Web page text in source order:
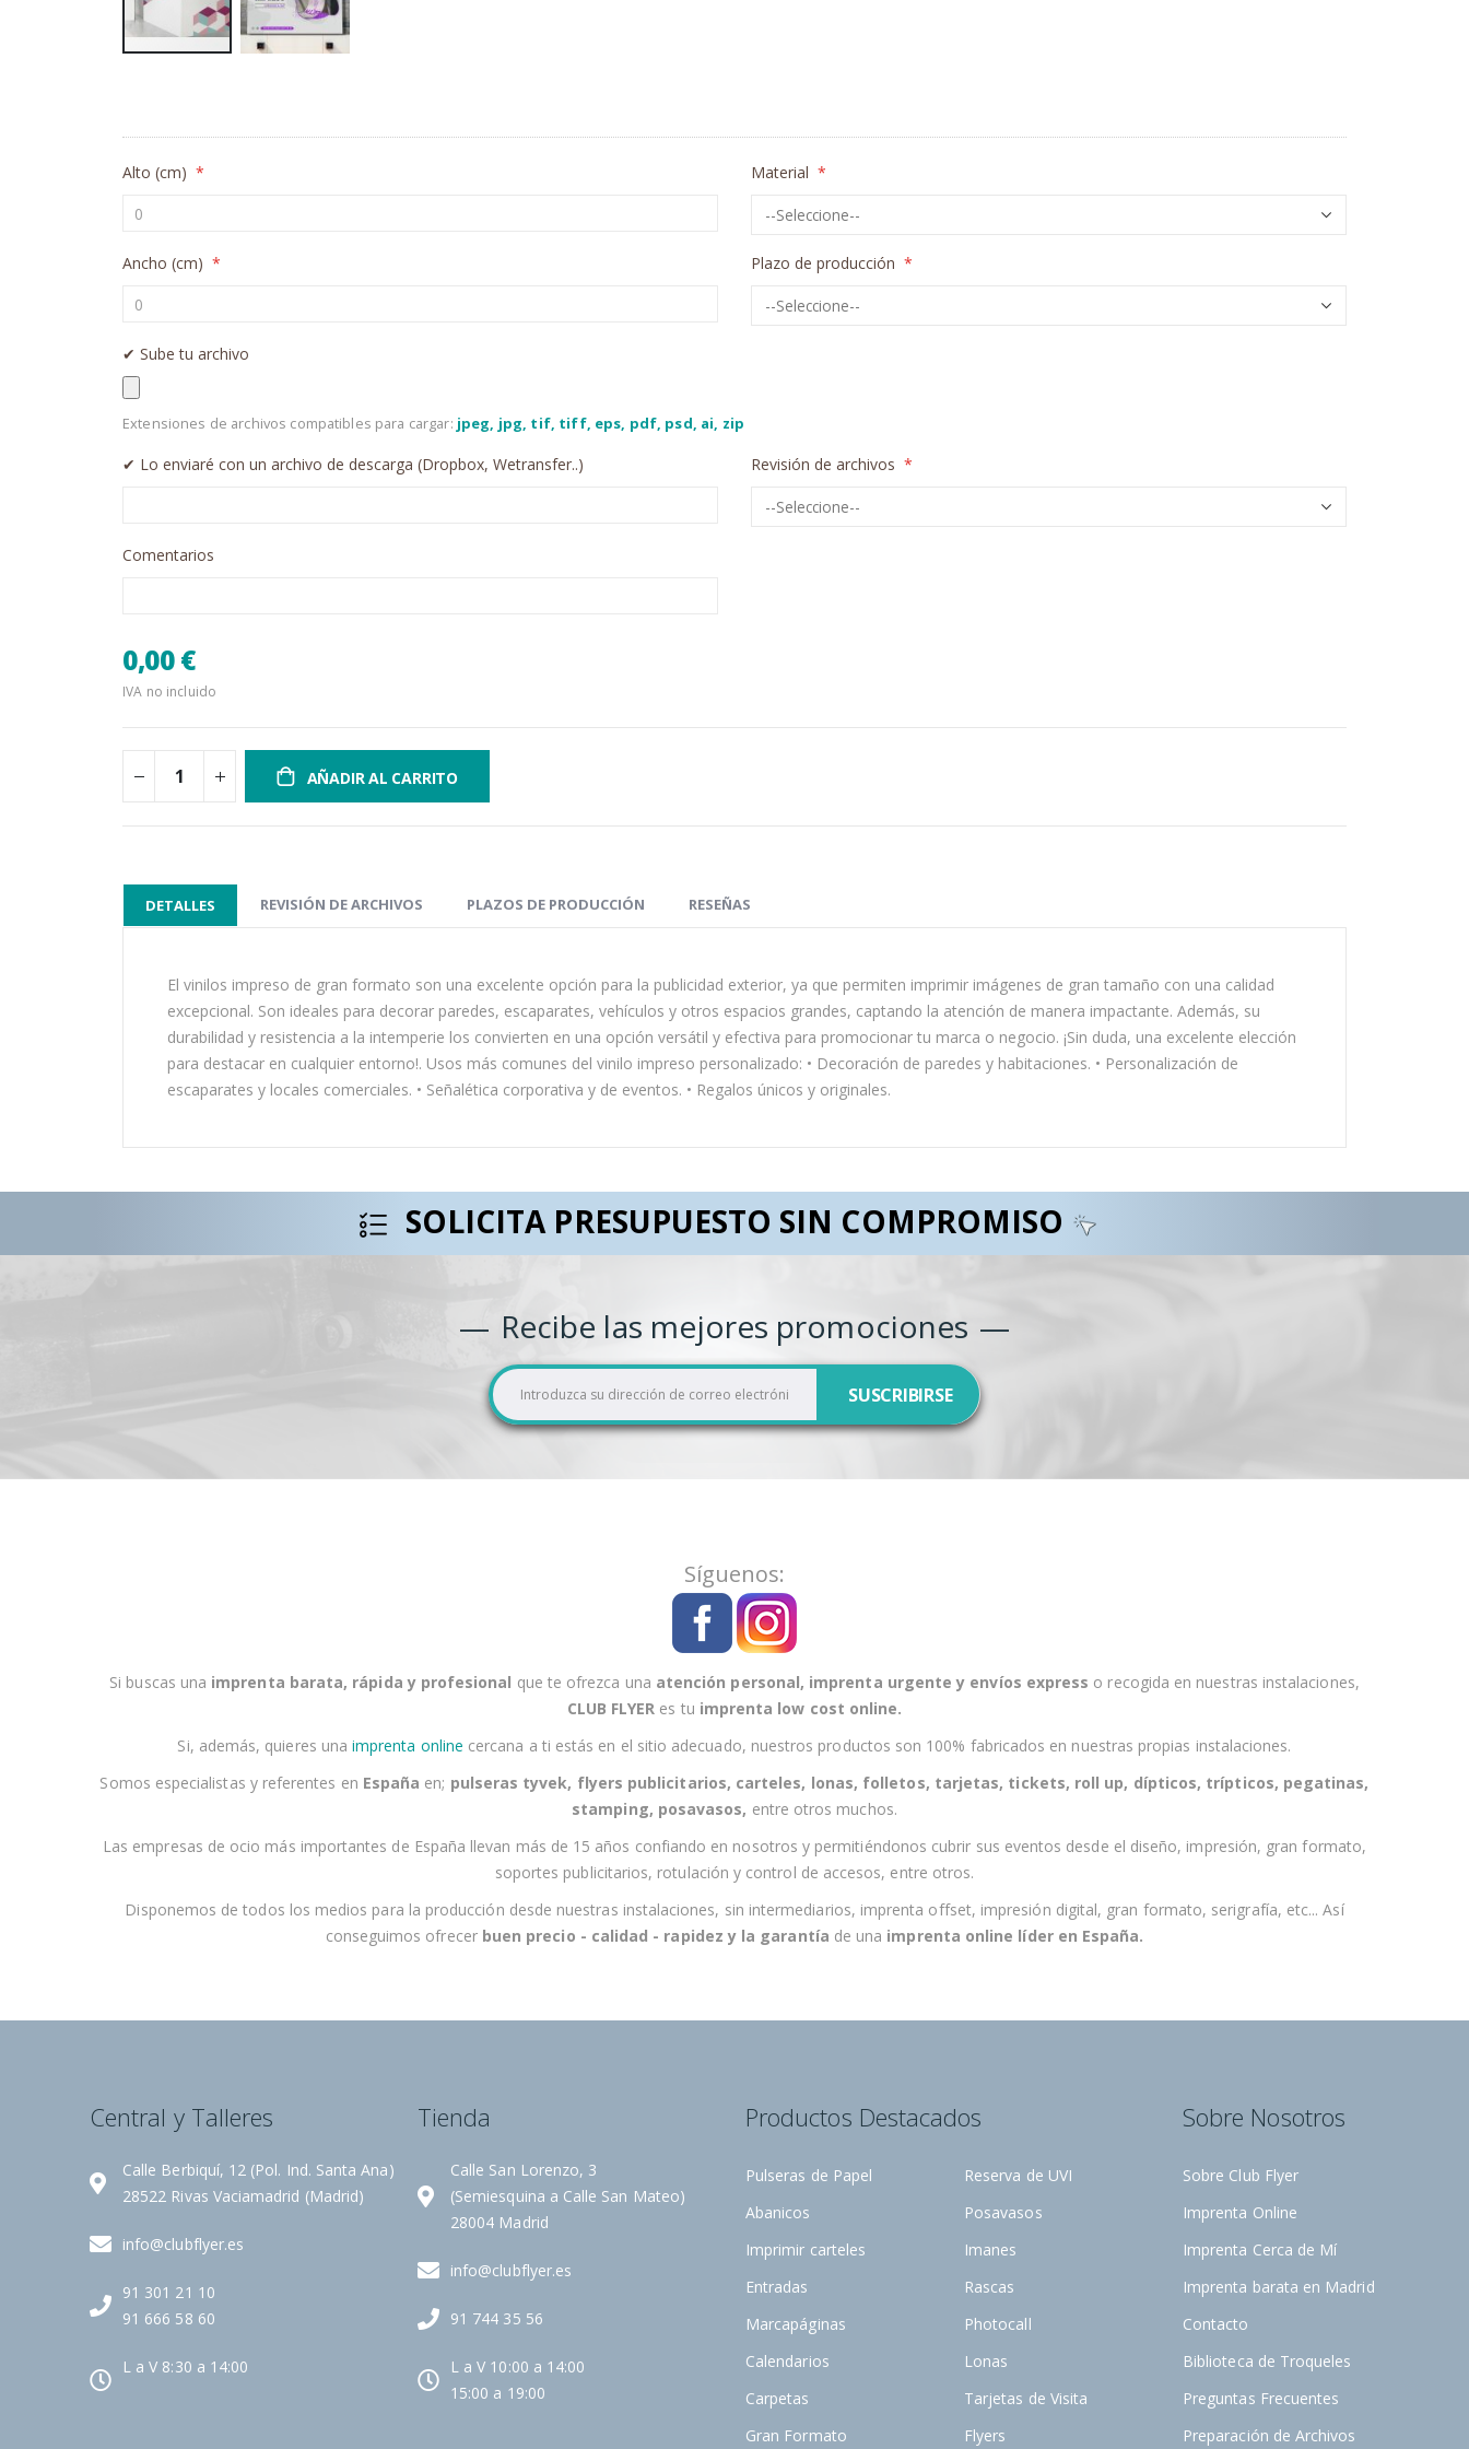
de
la
de
Alto (cm) Material
Ancho (cm) Plazo de producción
✔︎ Sube tu archivo
Extensiones de archivos compatibles para cargar: jpeg, jpg, tif, tiff, eps, pdf, psd, ai, zip
✔︎ Lo enviaré con un archivo de descarga (Dropbox, Wetransfer..) Revisión de archivos
Comentarios
0,00 €
IVA no incluido
AÑADIR AL CARRITO
DETALLES
El vinilos impreso de gran formato son una excelente opción para la publicidad exterior, ya que permiten imprimir imágenes de gran tamaño con una calidad
excepcional. Son ideales para decorar paredes, escaparates, vehículos y otros espacios grandes, captando la atención de manera impactante. Además, su
durabilidad y resistencia a la intemperie los convierten en una opción versátil y efectiva para promocionar tu marca o negocio. ¡Sin duda, una excelente elección
para destacar en cualquier entorno!. Usos más comunes del vinilo impreso personalizado: • Decoración de paredes y habitaciones. • Personalización de
escaparates y locales comerciales. • Señalética corporativa y de eventos. • Regalos únicos y originales.
REVISIÓN DE ARCHIVOS PLAZOS DE PRODUCCIÓN RESEÑAS
SOLICITA PRESUPUESTO SIN COMPROMISO
Recibe las mejores promociones
I
n
s
r
u
s
r
b
o
l
o
i
c
i
s
SUSCRIBIRSE
Síguenos:
Si buscas una imprenta barata, rápida y profesional que te ofrezca una atención personal, imprenta urgente y envíos express o recogida en nuestras instalaciones,
CLUB FLYER es tu imprenta low cost online.
Si, además, quieres unaimprenta online cercana a ti estás en el sitio adecuado, nuestros productos son 100% fabricados en nuestras propias instalaciones.
Somos especialistas y referentes en España en; pulseras tyvek, flyers publicitarios, carteles, lonas, folletos, tarjetas, tickets, roll up, dípticos, trípticos, pegatinas,
stamping, posavasos, entre otros muchos.
Las empresas de ocio más importantes de España llevan más de 15 años confiando en nosotros y permitiéndonos cubrir sus eventos desde el diseño, impresión, gran formato,
soportes publicitarios, rotulación y control de accesos, entre otros.
Disponemos de todos los medios para la producción desde nuestras instalaciones, sin intermediarios, imprenta offset, impresión digital, gran formato, serigrafía, etc... Así
conseguimos ofrecer buen precio - calidad - rapidezy la garantía de una imprenta online líder en España.
Central y Talleres
Calle Berbiquí, 12 (Pol. Ind. Santa Ana)
28522 Rivas Vaciamadrid (Madrid)
info@clubflyer.es
91 301 21 10
91 666 58 60
L a V 8:30 a 14:00
Tienda
Calle San Lorenzo, 3
(Semiesquina a Calle San Mateo)
28004 Madrid
info@clubflyer.es
91 744 35 56
L a V 10:00 a 14:00
15:00 a 19:00
Productos Destacados
Pulseras de Papel
Abanicos
Imprimir carteles
Entradas
Marcapáginas
Calendarios
Carpetas
Gran Formato
Reserva de UVI
Posavasos
Imanes
Rascas
Photocall
Lonas
Tarjetas de Visita
Flyers
Sobre Nosotros
Sobre Club Flyer
Imprenta Online
Imprenta Cerca de Mí
Imprenta barata en Madrid
Contacto
Biblioteca de Troqueles
Preguntas Frecuentes
Preparación de Archivos